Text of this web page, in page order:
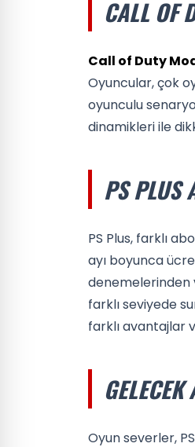
CALL OF
Call of Duty
Oyuncular, çok
oyunculu
dinamikleri ile
PS PLUS
PS Plus, farklı
ayı boyunca
denemelerinden
farklı seviyede
farklı avantajlar
Oyun severler,